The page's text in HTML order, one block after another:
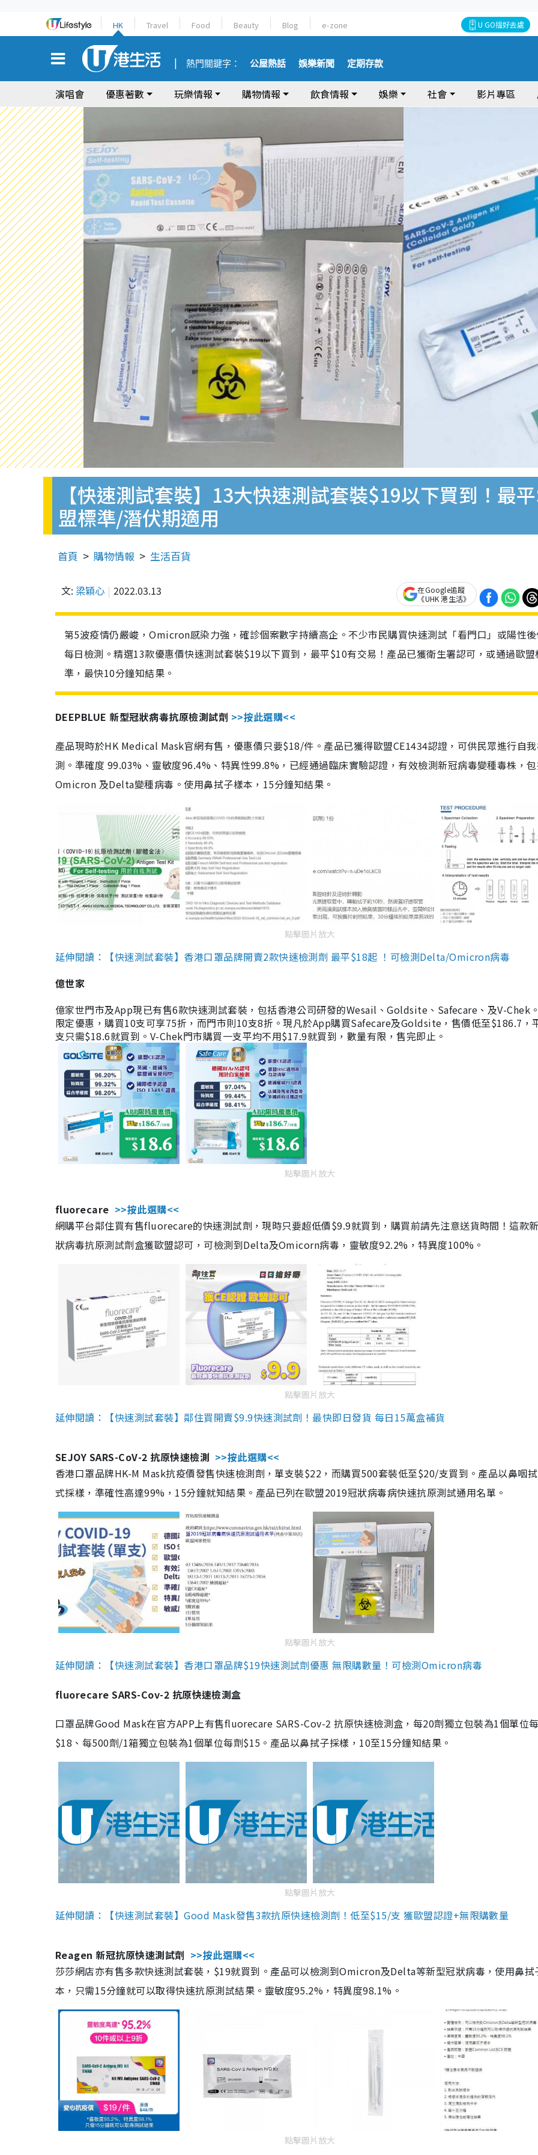
HK Travel Food Beauty Blog e-zone U GO搵好去處
熱門關鍵字： 公屋熱話 娛樂新聞 定期存款
演唱會 優惠著數 玩樂情報 購物情報 飲食情報 娛樂 社會 影片專區
【快速測試套裝】13大快速測試套裝$19以下買到！最
盟標準/潛伏期適用
首頁 購物情報 生活百貨
文: 梁穎心 2022.03.13
在Google追蹤
《UHK 港生活》
第5波疫情仍嚴峻，Omicron感染力強，確診個案數字持續高企。不少市民購買快速測試「看門口」或陽性
每日檢測。精選13款優惠價快速測試套裝$19以下買到，最平$10有交易！產品已獲衛生署認可，或通過歐盟
準，最快10分鐘知結果。
DEEPBLUE 新型冠狀病毒抗原檢測試劑 >>按此選購<<
產品現時於HK Medical Mask官網有售，優惠價只要$18/件。產品已獲得歐盟CE1434認證，可供民眾進行自
測。準確度 99.03%、靈敏度96.4%、特異性99.8%，已經通過臨床實驗認證，有效檢測新冠病毒變種毒株，
Omicron 及Delta變種病毒。使用鼻拭子樣本，15分鐘知結果。
點擊圖片放大
延伸閱讀：【快速測試套裝】香港口罩品牌開賣2款快速檢測劑 最平$18起 ！可檢測Delta/Omicron病毒
億世家
億家世門市及App現已有售6款快速測試套裝，包括香港公司研發的Wesail、Goldsite、Safecare、及V-Chek
限定優惠，購買10支可享75折，而門市則10支8折。現凡於App購買Safecare及Goldsite，售價低至$186.7，
支只需$18.6就買到。V-Chek門市購買一支平均不用$17.9就買到，數量有限，售完即止。
點擊圖片放大
fluorecare >>按此選購<<
網購平台鄰住買有售fluorecare的快速測試劑，現時只要超低價$9.9就買到，購買前請先注意送貨時間！這款
狀病毒抗原測試劑盒獲歐盟認可，可檢測到Delta及Omicorn病毒，靈敏度92.2%，特異度100%。
點擊圖片放大
延伸閱讀：【快速測試套裝】鄰住買開賣$9.9快速測試劑！最快即日發貨 每日15萬盒補貨
SEJOY SARS-CoV-2 抗原快速檢測 >>按此選購<<
香港口罩品牌HK-M Mask抗疫價發售快速檢測劑，單支裝$22，而購買500套裝低至$20/支買到。產品以鼻咽
式採樣，準確性高達99%，15分鐘就知結果。產品已列在歐盟2019冠狀病毒病快速抗原測試通用名單。
點擊圖片放大
延伸閱讀：【快速測試套裝】香港口罩品牌$19快速測試劑優惠 無限購數量！可檢測Omicron病毒
fluorecare SARS-Cov-2 抗原快速檢測盒
口罩品牌Good Mask在官方APP上有售fluorecare SARS-Cov-2 抗原快速檢測盒，每20劑獨立包裝為1個單位
$18、每500劑/1箱獨立包裝為1個單位每劑$15。產品以鼻拭子採樣，10至15分鐘知結果。
點擊圖片放大
延伸閱讀：【快速測試套裝】Good Mask發售3款抗原快速檢測劑！低至$15/支 獲歐盟認證+無限購數量
Reagen 新冠抗原快速測試劑 >>按此選購<<
莎莎網店亦有售多款快速測試套裝，$19就買到。產品可以檢測到Omicron及Delta等新型冠狀病毒，使用鼻拭
本，只需15分鐘就可以取得快速抗原測試結果。靈敏度95.2%，特異度98.1%。
點擊圖片放大